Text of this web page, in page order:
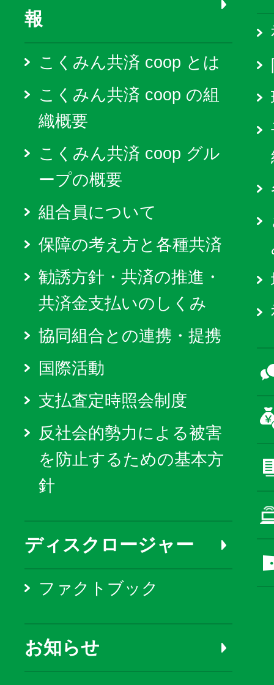
報
こくみん共済 coop とは
こくみん共済 coop の組
織概要
こくみん共済 coop グル
ープの概要
組合員について
保障の考え方と各種共済
勧誘方針・共済の推進・
共済金支払いのしくみ
協同組合との連携・提携
国際活動
支払査定時照会制度
反社会的勢力による被害
を防止するための基本方
針
ディスクロージャー
ファクトブック
お知らせ